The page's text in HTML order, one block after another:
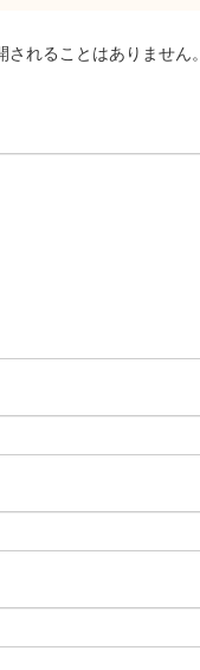
されることはありません。